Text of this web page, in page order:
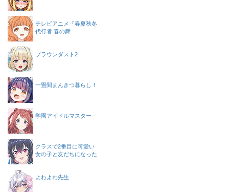
テレビアニメ『春夏秋冬
代行者 春の舞
ブラウンダスト2
一畳間まんきつ暮らし！
学園アイドルマスター
クラスで2番目に可愛い
女の子と友だちになった
よわよわ先生